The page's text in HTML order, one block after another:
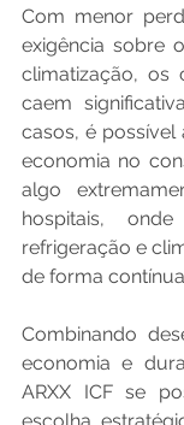
Com menor
exigência sobre
climatização, os
caem
casos, é possível
economia no
algo
hospitais,
refrigeração e
de forma
Combinando
economia e
ARXX ICF se